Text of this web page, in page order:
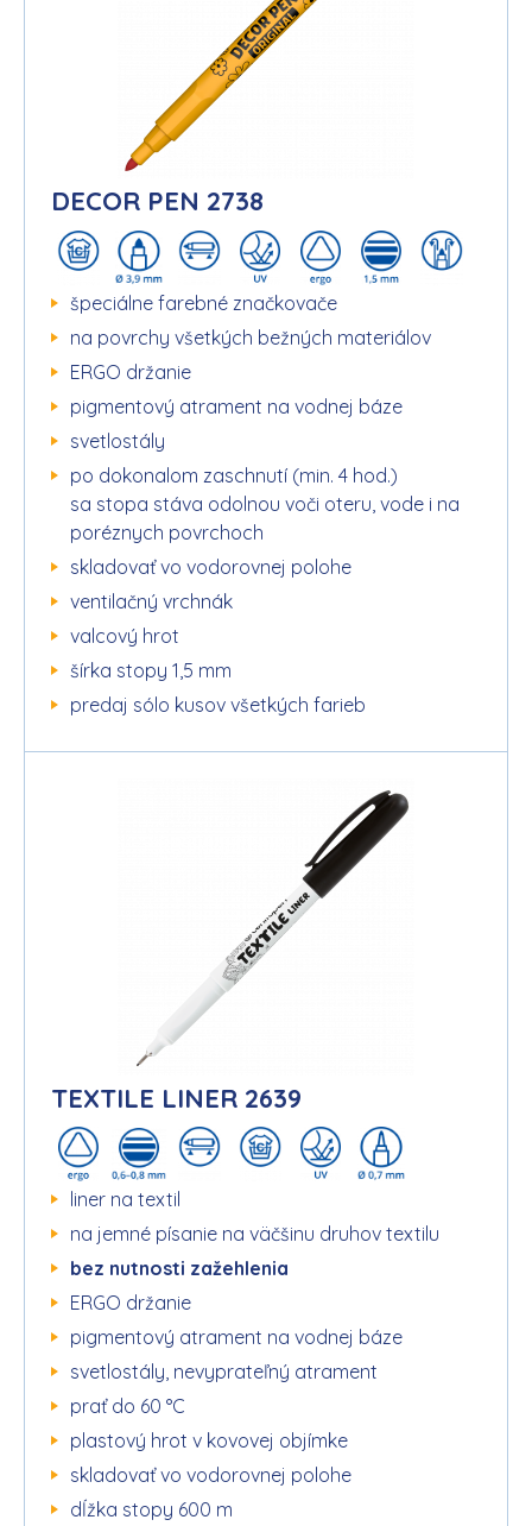
DECOR PEN 2738
špeciálne farebné značkovače
na povrchy všetkých bežných materiálov
ERGO držanie
pigmentový atrament na vodnej báze
svetlostály
po dokonalom zaschnutí (min. 4 hod.)
sa stopa stáva odolnou voči oteru, vode i na
poréznych povrchoch
skladovať vo vodorovnej polohe
ventilačný vrchnák
valcový hrot
šírka stopy 1,5 mm
predaj sólo kusov všetkých farieb
TEXTILE LINER 2639
liner na textil
na jemné písanie na väčšinu druhov textilu
bez nutnosti zažehlenia
ERGO držanie
pigmentový atrament na vodnej báze
svetlostály, nevyprateľný atrament
prať do 60 °C
plastový hrot v kovovej objímke
skladovať vo vodorovnej polohe
dĺžka stopy 600 m